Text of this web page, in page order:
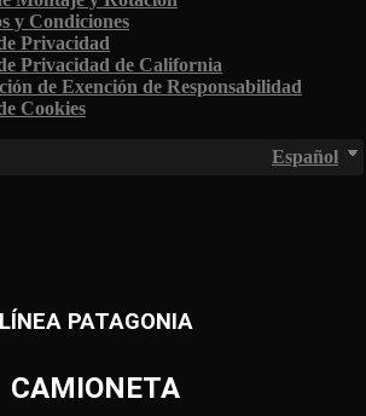
y Condiciones
Privacidad
Privacidad de California
de Exención de Responsabilidad
Cookies
Español
LÍNEA PATAGONIA
CAMIONETA